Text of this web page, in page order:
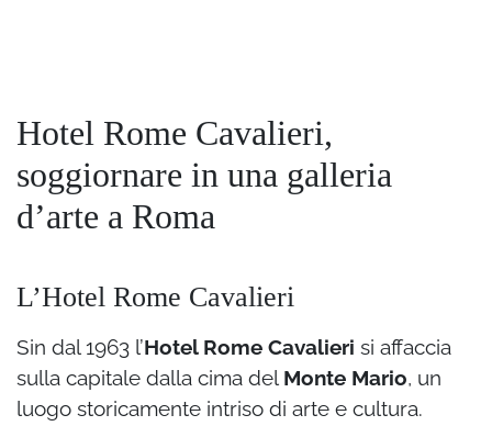
Hotel Rome Cavalieri,
soggiornare in una galleria
d’arte a Roma
L’Hotel Rome Cavalieri
Sin dal 1963 l’Hotel Rome Cavalieri si affaccia
sulla capitale dalla cima del Monte Mario, un
luogo storicamente intriso di arte e cultura.